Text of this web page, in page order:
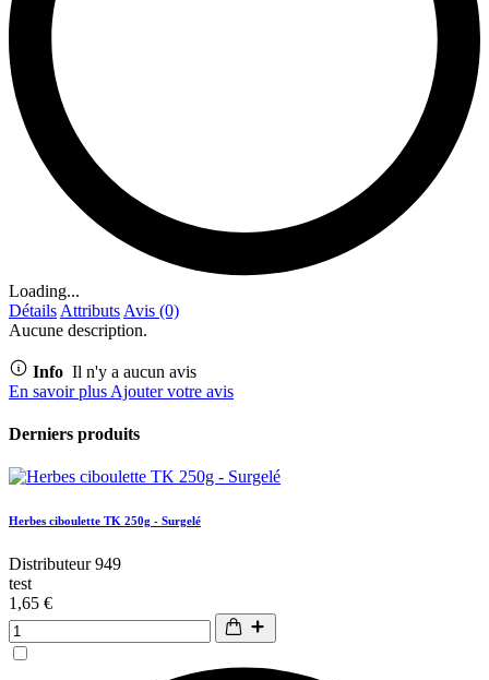
Loading...
Détails Attributs Avis (0)
Aucune description.
Info Il n'y a aucun avis
En savoir plus Ajouter votre avis
Derniers produits
Herbes ciboulette TK 250g - Surgelé
Distributeur 949
test
1,65 €